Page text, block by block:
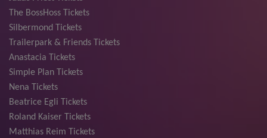
The BossHoss Tickets
Silbermond Tickets
Trailerpark & Friends Tickets
Anastacia Tickets
Simple Plan Tickets
Nena Tickets
Beatrice Egli Tickets
Roland Kaiser Tickets
Matthias Reim Tickets